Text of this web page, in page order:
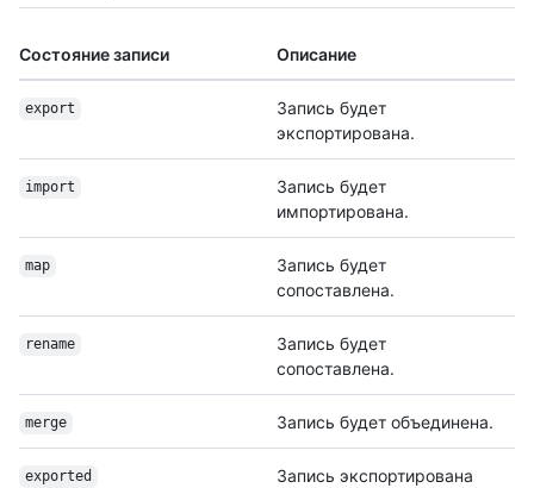
Состояние записи Описание
export
Запись будет
экспортирована.
import
Запись будет
импортирована.
map
Запись будет
сопоставлена.
rename
Запись будет
сопоставлена.
merge Запись будет объединена.
exported
Запись экспортирована